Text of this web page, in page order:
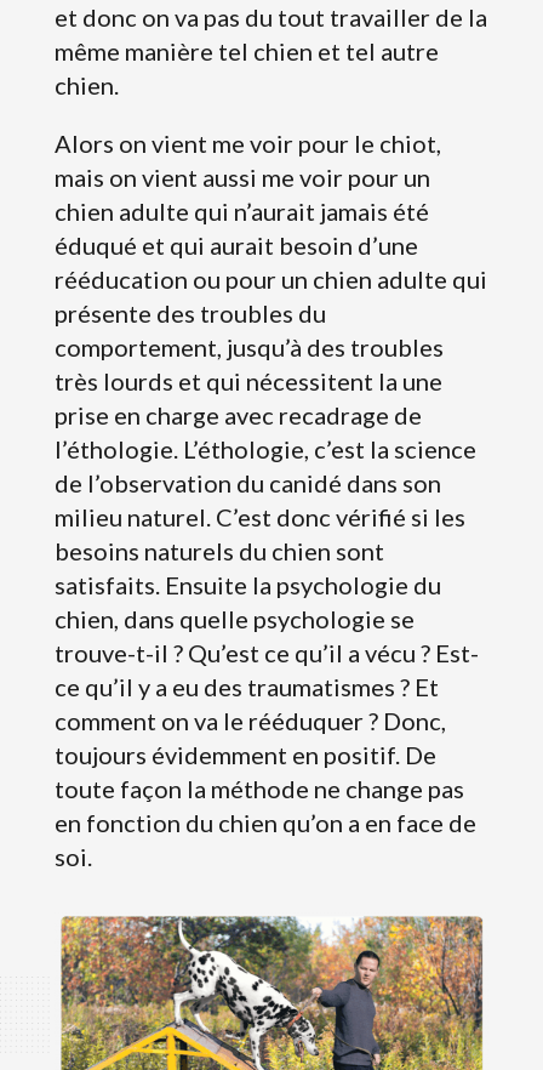
et donc on va pas du tout travailler de la
même manière tel chien et tel autre
chien.
Alors on vient me voir pour le chiot,
mais on vient aussi me voir pour un
chien adulte qui n’aurait jamais été
éduqué et qui aurait besoin d’une
rééducation ou pour un chien adulte qui
présente des troubles du
comportement, jusqu’à des troubles
très lourds et qui nécessitent la une
prise en charge avec recadrage de
l’éthologie. L’éthologie, c’est la science
de l’observation du canidé dans son
milieu naturel. C’est donc vérifié si les
besoins naturels du chien sont
satisfaits. Ensuite la psychologie du
chien, dans quelle psychologie se
trouve-t-il ? Qu’est ce qu’il a vécu ? Est-
ce qu’il y a eu des traumatismes ? Et
comment on va le rééduquer ? Donc,
toujours évidemment en positif. De
toute façon la méthode ne change pas
en fonction du chien qu’on a en face de
soi.